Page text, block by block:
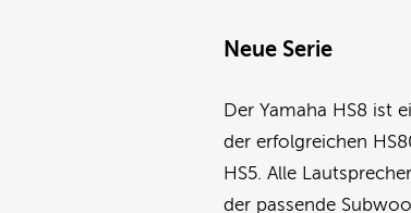
Neue Serie
Der Yamaha HS8 ist
der erfolgreichen
HS5. Alle
der passende